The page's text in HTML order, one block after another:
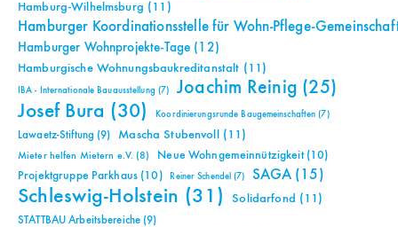
Hamburg-Wilhelmsburg (11)
Hamburger Koordinationsstelle für Wohn-Pflege-
Hamburger Wohnprojekte-Tage (12)
Hamburgische Wohnungsbaukreditanstalt (11)
IBA - Internationale Bauausstellung (7) Joachim Reinig (25)
Josef Bura (30) Koordinierungsrunde Baugemeinschaften (7)
Lawaetz-Stiftung (9) Mascha Stubenvoll (11)
Mieter helfen Mietern e.V. (8) Neue Wohngemeinnützigkeit(10)
Projektgruppe Parkhaus (10) Reiner Schendel (7) SAGA(15)
Schleswig-Holstein (31) Solidarfond (11)
STATTBAU Arbeitsbereiche (9)